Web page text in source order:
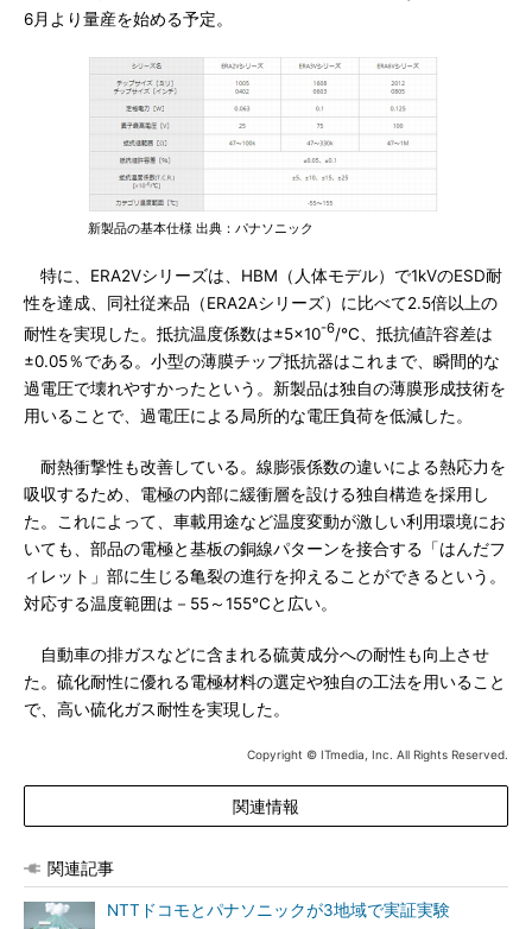
6月より量産を始める予定。
新製品の基本仕様 出典：パナソニック
特に、ERA2Vシリーズは、HBM（人体モデル）で1kVのESD耐
性を達成、同社従来品（ERA2Aシリーズ）に比べて2.5倍以上の
耐性を実現した。抵抗温度係数は±5×10-6/℃、抵抗値許容差は
±0.05％である。小型の薄膜チップ抵抗器はこれまで、瞬間的な
過電圧で壊れやすかったという。新製品は独自の薄膜形成技術を
用いることで、過電圧による局所的な電圧負荷を低減した。
耐熱衝撃性も改善している。線膨張係数の違いによる熱応力を
吸収するため、電極の内部に緩衝層を設ける独自構造を採用し
た。これによって、車載用途など温度変動が激しい利用環境にお
いても、部品の電極と基板の銅線パターンを接合する「はんだフ
ィレット」部に生じる亀裂の進行を抑えることができるという。
対応する温度範囲は－55～155℃と広い。
自動車の排ガスなどに含まれる硫黄成分への耐性も向上させ
た。硫化耐性に優れる電極材料の選定や独自の工法を用いること
で、高い硫化ガス耐性を実現した。
Copyright © ITmedia, Inc. All Rights Reserved.
関連情報
関連記事
NTTドコモとパナソニックが3地域で実証実験